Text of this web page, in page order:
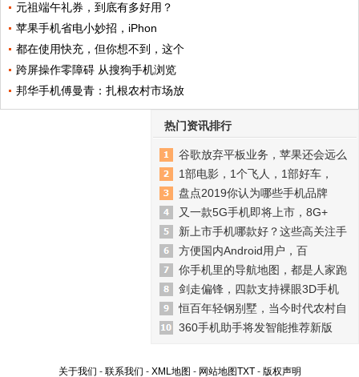
元祖端午礼券，到底有多好用？
苹果手机省电小妙招，iPhon
都在使用快充，但你想不到，这个
跨屏操作零障碍 从搜狗手机浏览
邦华手机傅曼青：扎根农村市场放
热门资讯排行
谷歌放弃平板业务，苹果还会远么
1部电影，1个飞人，1部好车，
盘点2019你认为哪些手机品牌
又一款5G手机即将上市，8G+
新上市手机哪款好？这些高关注手
方便国内Android用户，百
你手机里的导航地图，都是人家跑
剑走偏锋，四款支持裸眼3D手机
恒百年轻钢别墅，当今时代农村自
360手机助手将发智能推荐新版
关于我们 - 联系我们 - XML地图 - 网站地图TXT- 版权声明